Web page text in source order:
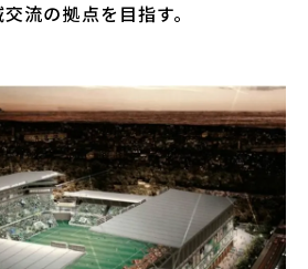
流の拠点を目指す。